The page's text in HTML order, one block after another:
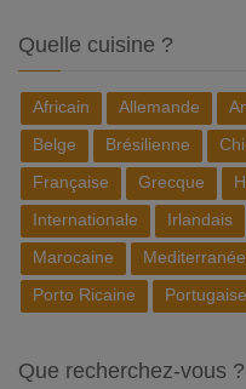
Quelle cuisine ?
Africain Allemande
Belge
Brésilienne
Française
Grecque
Internationale
Irlandais
Marocaine
Porto Ricaine
Portugaise
Que recherchez-vous ?